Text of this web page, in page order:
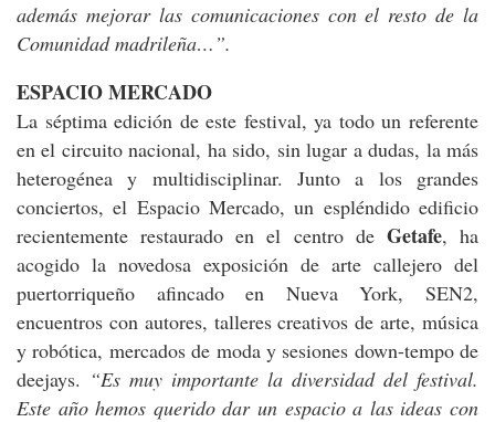
además mejorar las comunicaciones con el resto de la
Comunidad madrileña…”.
ESPACIO MERCADO
La séptima edición de este festival, ya todo un referente
en el circuito nacional, ha sido, sin lugar a dudas, la más
heterogénea y multidisciplinar. Junto a los grandes
conciertos, el Espacio Mercado, un espléndido edificio
recientemente restaurado en el centro de Getafe, ha
acogido la novedosa exposición de arte callejero del
puertorriqueño afincado en Nueva York, SEN2,
encuentros con autores, talleres creativos de arte, música
y robótica, mercados de moda y sesiones down-tempo de
deejays. “Es muy importante la diversidad del festival.
Este año hemos querido dar un espacio a las ideas con